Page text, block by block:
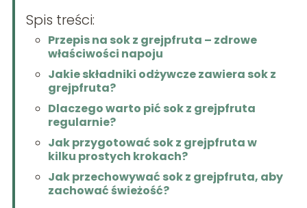
Spis treści:
Przepis na sok z grejpfruta – zdrowe
właściwości napoju
Jakie składniki odżywcze zawiera sok z
grejpfruta?
Dlaczego warto pić sok z grejpfruta
regularnie?
Jak przygotować sok z grejpfruta w
kilku prostych krokach?
Jak przechowywać sok z grejpfruta, aby
zachować świeżość?